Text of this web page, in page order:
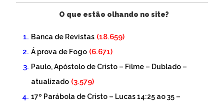
O que estão olhando no site?
Banca de Revistas (18.659)
Á prova de Fogo (6.671)
Paulo, Apóstolo de Cristo – Filme – Dublado –
atualizado (3.579)
17º Parábola de Cristo – Lucas 14:25 ao 35 –